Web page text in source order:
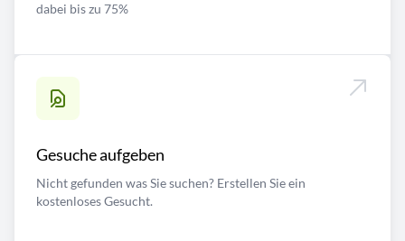
dabei bis zu 75%
Gesuche aufgeben
Nicht gefunden was Sie suchen? Erstellen Sie ein
kostenloses Gesucht.